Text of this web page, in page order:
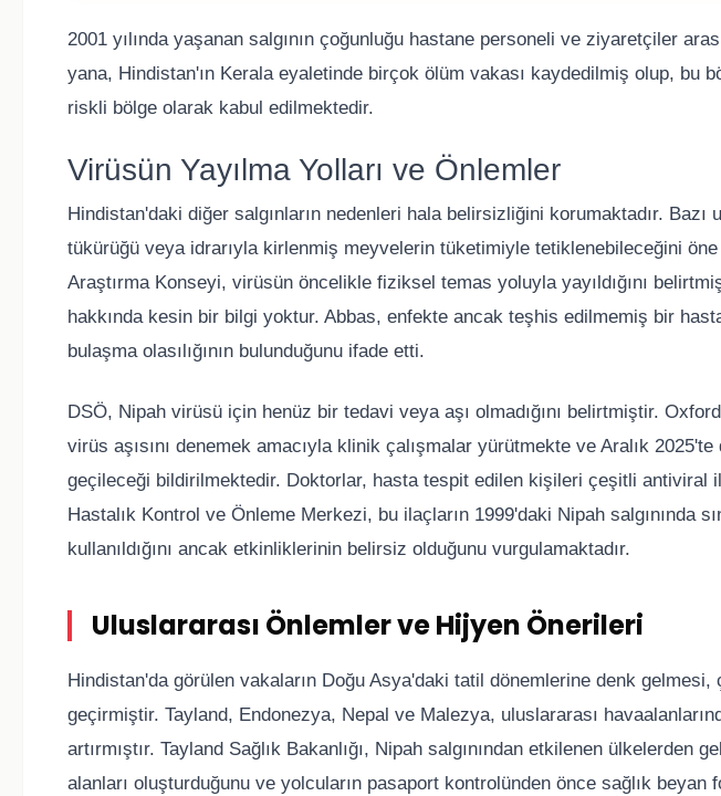
2001 yılında yaşanan salgının çoğunluğu hastane personeli ve ziyaretçiler
yana, Hindistan'ın Kerala eyaletinde birçok ölüm vakası kaydedilmiş olup, bu
riskli bölge olarak kabul edilmektedir.
Virüsün Yayılma Yolları ve Önlemler
Hindistan'daki diğer salgınların nedenleri hala belirsizliğini korumaktadır. Bazı
tükürüğü veya idrarıyla kirlenmiş meyvelerin tüketimiyle tetiklenebileceğini
Araştırma Konseyi, virüsün öncelikle fiziksel temas yoluyla yayıldığını
hakkında kesin bir bilgi yoktur. Abbas, enfekte ancak teşhis edilmemiş bir
bulaşma olasılığının bulunduğunu ifade etti.
DSÖ, Nipah virüsü için henüz bir tedavi veya aşı olmadığını belirtmiştir.
virüs aşısını denemek amacıyla klinik çalışmalar yürütmekte ve Aralık
geçileceği bildirilmektedir. Doktorlar, hasta tespit edilen kişileri çeşitli antiviral
Hastalık Kontrol ve Önleme Merkezi, bu ilaçların 1999'daki Nipah salgınında
kullanıldığını ancak etkinliklerinin belirsiz olduğunu vurgulamaktadır.
Uluslararası Önlemler ve Hijyen Önerileri
Hindistan'da görülen vakaların Doğu Asya'daki tatil dönemlerine denk
geçirmiştir. Tayland, Endonezya, Nepal ve Malezya, uluslararası
artırmıştır. Tayland Sağlık Bakanlığı, Nipah salgınından etkilenen ülkelerden
alanları oluşturduğunu ve yolcuların pasaport kontrolünden önce sağlık beyan